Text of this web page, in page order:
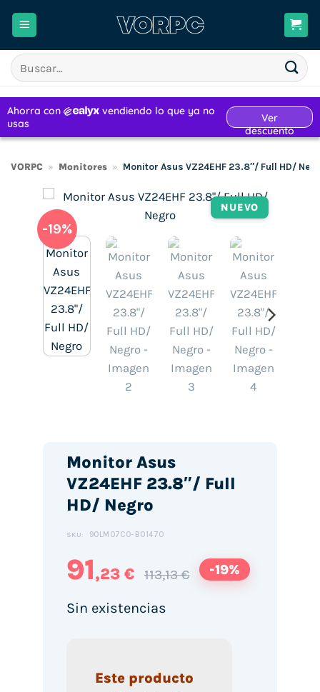
Buscar
por:
VORPC » Monitores » Monitor Asus VZ24EHF 23.8″/ Full HD/
NUEVO
-19%
Monitor Asus
VZ24EHF 23.8″/ Full
HD/ Negro
SKU: 90LM07C0-B01470
91,23 € 113,13 € -19%
Sin existencias
Este producto